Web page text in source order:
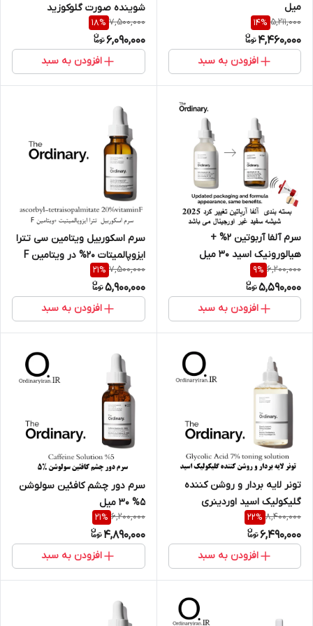
میل
5,211,000
14%
4,460,000
افزودن به سبد
شوینده صورت گلوکوزید
اوردینری 150 میل
7,500,000
18%
6,090,000
افزودن به سبد
سرم آلفا آربوتین 2% +
هیالورونیک اسید 30 میل
6,200,000
9%
5,590,000
افزودن به سبد
سرم اسکوربیل ویتامین سی تترا
ایزوپالمیتات ۲۰% در ویتامین F
میل30
7,500,000
21%
5,900,000
افزودن به سبد
تونر لایه بردار و روشن کننده
گلیکولیک اسید اوردینری
8,400,000
22%
6,490,000
افزودن به سبد
سرم دور چشم کافئین سولوشن
5% 30 میل
6,200,000
21%
4,890,000
افزودن به سبد